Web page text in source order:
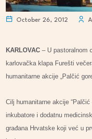
October 26, 2012
KARLOVAC – U pastoralnom
karlovačka klapa Furešti
humanitarne akcije „Palčić
Cilj humanitarne akcije
inkubatore i dodatnu
građana Hrvatske koji već u